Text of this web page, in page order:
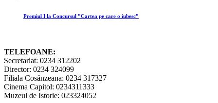
Premiul I la Concursul ”Cartea pe care o iubesc”
TELEFOANE:
Secretariat: 0234 312202
Director: 0234 324099
Filiala Cosânzeana: 0234 317327
Cinema Capitol: 0234311333
Muzeul de Istorie: 023324052